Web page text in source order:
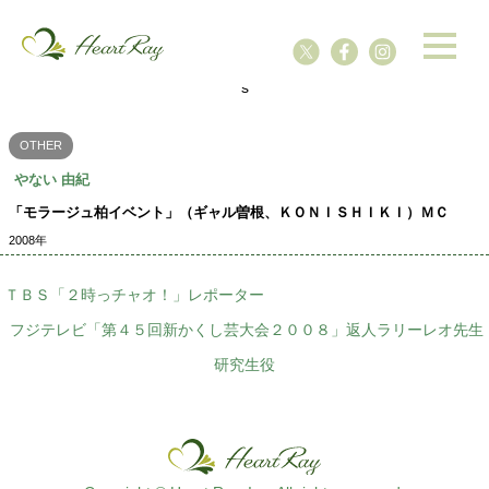
s
OTHER
やない 由紀
「モラージュ柏イベント」（ギャル曽根、ＫＯＮＩＳＨＩＫＩ）ＭＣ
2008年
ＴＢＳ「２時っチャオ！」レポーター
フジテレビ「第４５回新かくし芸大会２００８」返人ラリーレオ先生
研究生役